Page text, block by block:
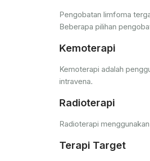
Pengobatan limfoma
Beberapa pilihan
Kemoterapi
Kemoterapi adalah
intravena.
Radioterapi
Radioterapi
Terapi Target